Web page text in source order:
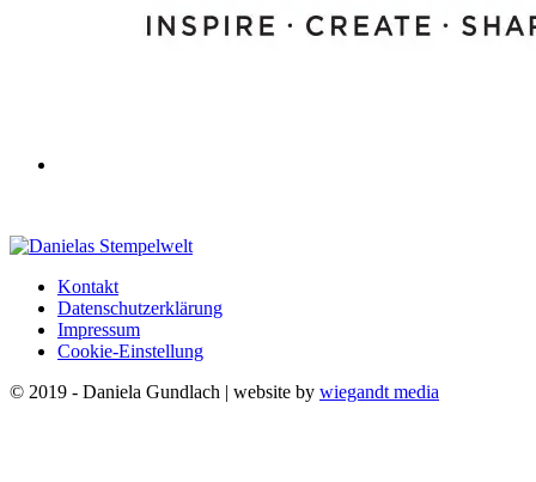
Kontakt
Datenschutzerklärung
Impressum
Cookie-Einstellung
© 2019 - Daniela Gundlach | website by wiegandt media